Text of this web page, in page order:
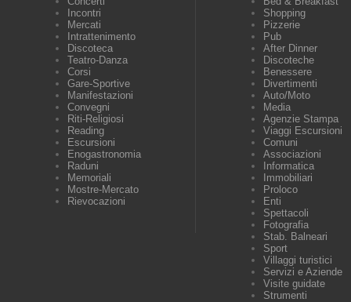
Incontri
Mercati
Intrattenimento
Discoteca
Teatro-Danza
Corsi
Gare-Sportive
Manifestazioni
Convegni
Riti-Religiosi
Reading
Escursioni
Enogastronomia
Raduni
Memoriali
Mostre-Mercato
Rievocazioni
Shopping
Pizzerie
Pub
After Dinner
Discoteche
Benessere
Divertimenti
Auto/Moto
Media
Agenzie Stampa
Viaggi Escursioni
Comuni
Associazioni
Informatica
Immobiliari
Proloco
Enti
Spettacoli
Fotografia
Stab. Balneari
Sport
Villaggi turistici
Servizi e Aziende
Visite guidate
Strumenti